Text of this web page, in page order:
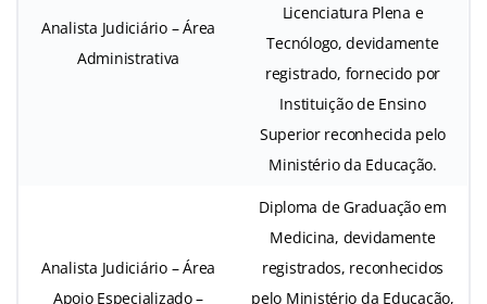
Analista Judiciário – Área
Administrativa
Licenciatura Plena e
Tecnólogo, devidamente
registrado, fornecido por
Instituição de Ensino
Superior reconhecida pelo
Ministério da Educação.
Analista Judiciário – Área
Apoio Especializado –
Diploma de Graduação em
Medicina, devidamente
registrados, reconhecidos
pelo Ministério da Educação,